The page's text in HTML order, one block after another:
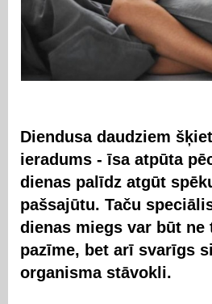
Diendusa daudziem
ieradums - īsa atpūta
dienas palīdz atgūt
pašsajūtu. Taču
dienas miegs var būt ne
pazīme, bet arī svarīgs
organisma stāvokli.